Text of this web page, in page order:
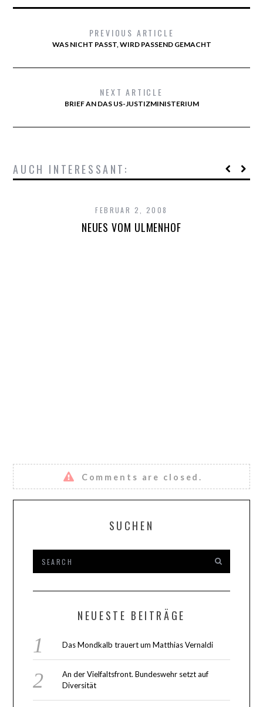
PREVIOUS ARTICLE
WAS NICHT PASST, WIRD PASSEND GEMACHT
NEXT ARTICLE
BRIEF AN DAS US-JUSTIZMINISTERIUM
AUCH INTERESSANT:
FEBRUAR 2, 2008
NEUES VOM ULMENHOF
Comments are closed.
SUCHEN
NEUESTE BEITRÄGE
Das Mondkalb trauert um Matthias Vernaldi
An der Vielfaltsfront. Bundeswehr setzt auf
Diversität